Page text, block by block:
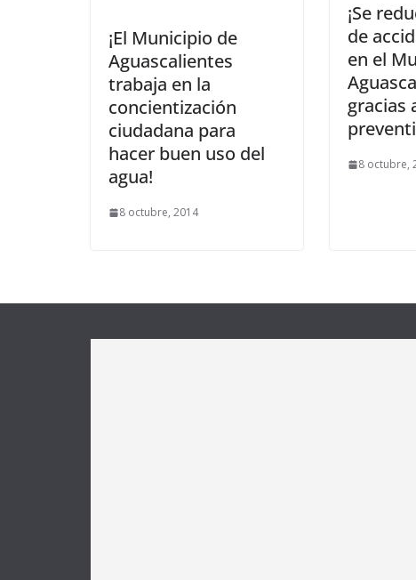
¡El Municipio de
Aguascalientes
trabaja en la
concientización
ciudadana para
hacer buen uso del
agua!
8 octubre, 2014
¡Se
de
en el
gracias
8 octubre,